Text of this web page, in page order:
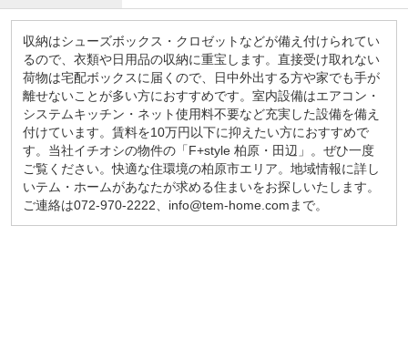
収納はシューズボックス・クロゼットなどが備え付けられてい
るので、衣類や日用品の収納に重宝します。直接受け取れない
荷物は宅配ボックスに届くので、日中外出する方や家でも手が
離せないことが多い方におすすめです。室内設備はエアコン・
システムキッチン・ネット使用料不要など充実した設備を備え
付けています。賃料を10万円以下に抑えたい方におすすめで
す。当社イチオシの物件の「F+style 柏原・田辺」。ぜひ一度
ご覧ください。快適な住環境の柏原市エリア。地域情報に詳し
いテム・ホームがあなたが求める住まいをお探しいたします。
ご連絡は072-970-2222、info@tem-home.comまで。